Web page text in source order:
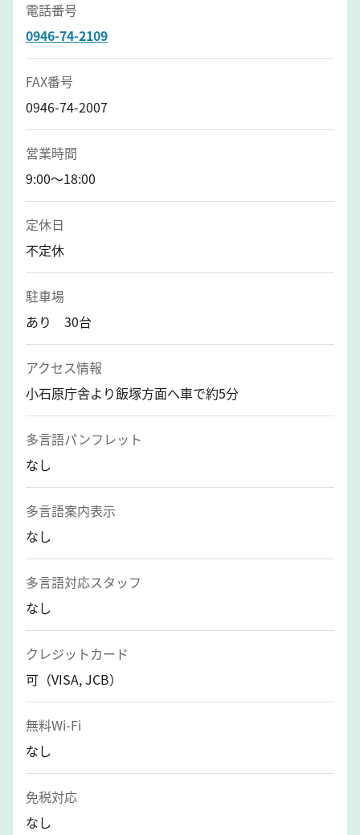
電話番号
0946-74-2109
FAX番号
0946-74-2007
営業時間
9:00～18:00
定休日
不定休
駐車場
あり 30台
アクセス情報
小石原庁舎より飯塚方面へ車で約5分
多言語パンフレット
なし
多言語案内表示
なし
多言語対応スタッフ
なし
クレジットカード
可（VISA, JCB）
無料Wi-Fi
なし
免税対応
なし